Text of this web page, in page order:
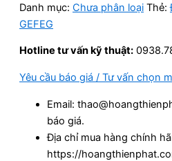
Danh mục: Chưa phân loại Thẻ:
GEFEG
Hotline tư vấn kỹ thuật:
Yêu cầu báo giá / Tư vấn chọn
Email:
báo giá.
Địa chỉ mua hàng chính
https://